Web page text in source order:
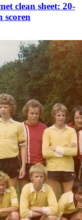
clean sheet: 20-
scoren